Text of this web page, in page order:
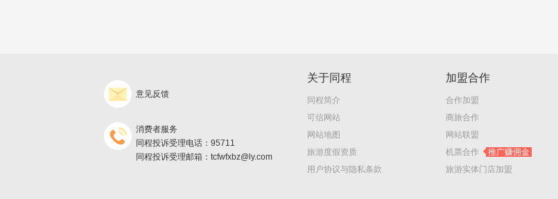
意见反馈
消费者服务
同程投诉受理电话：95711
同程投诉受理邮箱：tcfwfxbz@ly.com
关于同程
同程简介
可信网站
网站地图
旅游度假资质
用户协议与隐私条款
加盟合作
合作加盟
商旅合作
网站联盟
机票合作
推广赚佣金
旅游实体门店加盟